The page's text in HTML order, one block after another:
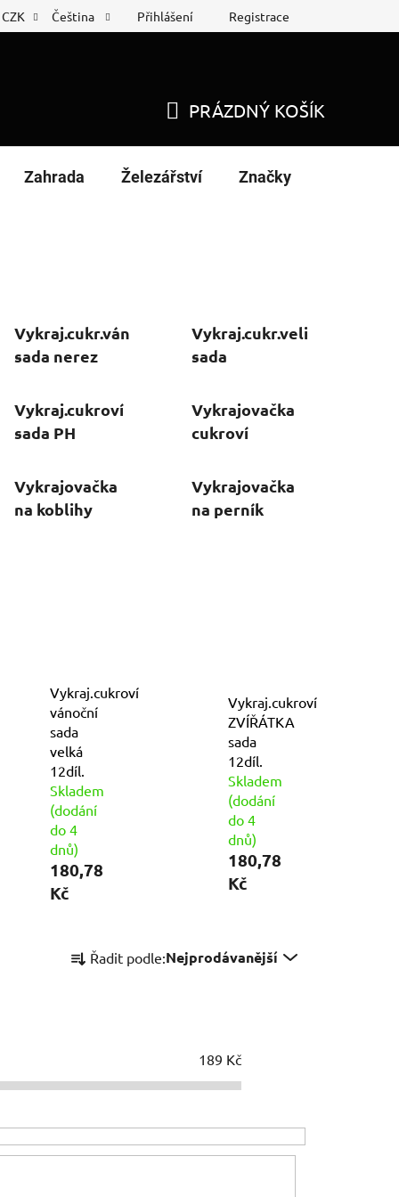
list Nákup na splátky
CZK Čeština Přihlášení Registrace
KOŠÍK
PRÁZDNÝ KOŠÍK
Zahrada Železářství Značky
Vykraj.cukr.vánoční
sada nerez
Vykraj.cukr.velikonoční
sada
Vykraj.cukroví
sada PH
Vykrajovačka
cukroví
Vykrajovačka
na koblihy
Vykrajovačka
na perník
Vykraj.cukroví
vánoční
sada
velká
12díl.
Skladem
(dodání
do 4
dnů)
180,78
Kč
Vykraj.cukroví
ZVÍŘÁTKA
sada
12díl.
Skladem
(dodání
do 4
dnů)
180,78
Kč
a
p
o
d
Řadit podle:Nejprodávanější
189 Kč